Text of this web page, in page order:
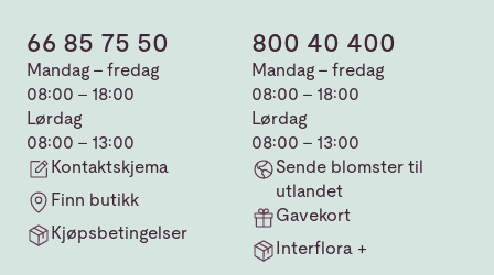
66 85 75 50
Mandag - fredag
08:00 - 18:00
Lørdag
08:00 - 13:00
Kontaktskjema
Finn butikk
Kjøpsbetingelser
800 40 400
Mandag - fredag
08:00 - 18:00
Lørdag
08:00 - 13:00
Sende blomster til
utlandet
Gavekort
Interflora +